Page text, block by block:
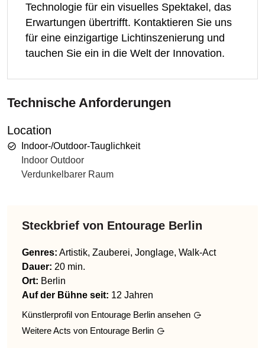
Technologie für ein visuelles Spektakel, das
Erwartungen übertrifft. Kontaktieren Sie uns
für eine einzigartige Lichtinszenierung und
tauchen Sie ein in die Welt der Innovation.
Technische Anforderungen
Location
Indoor-/Outdoor-Tauglichkeit
Indoor Outdoor
Verdunkelbarer Raum
Steckbrief von Entourage Berlin
Genres: Artistik, Zauberei, Jonglage, Walk-Act
Dauer: 20 min.
Ort: Berlin
Auf der Bühne seit: 12 Jahren
Künstlerprofil von Entourage Berlin ansehen
Weitere Acts von Entourage Berlin